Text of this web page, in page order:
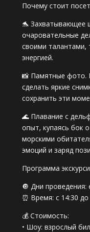
Почему стоит
🐬 Захватывающее
очаровательные
своими талантами,
энергией.
📸 Памятные фото.
сделать яркие
сохранить эти
🌊 Плавание с
опыт, купаясь бок
морскими
эмоций и заряд
Программа
🔘 Дни проведения:
⏰ Время: с 14:30 до
💰 Стоимость:
• Шоу: взрослый